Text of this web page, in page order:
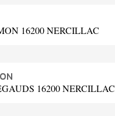
16200 NERCILLAC
16200 NERCILLAC